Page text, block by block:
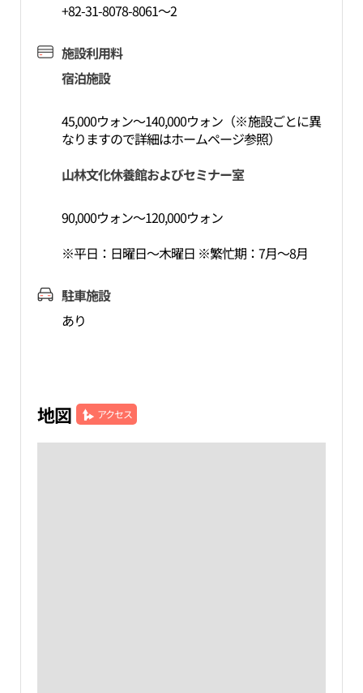
+82-31-8078-8061～2
施設利用料
宿泊施設
45,000ウォン～140,000ウォン（※施設ごとに異
なりますので詳細はホームページ参照）
山林文化休養館およびセミナー室
90,000ウォン～120,000ウォン
※平日：日曜日～木曜日 ※繁忙期：7月～8月
駐車施設
あり
地図 アクセス